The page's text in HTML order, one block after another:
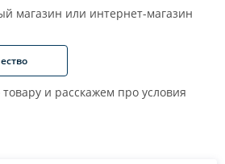
магазин или интернет-магазин
и расскажем про условия